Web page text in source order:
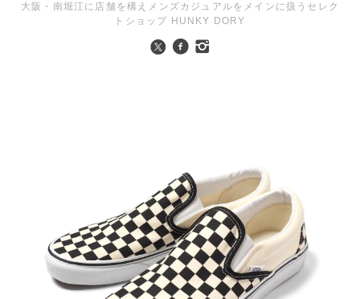
大阪・南堀江に店舗を構えメンズカジュアルをメインに扱うセレク
トショップ HUNKY DORY